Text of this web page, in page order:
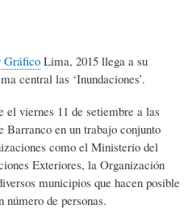
Gráfico Lima, 2015 llega a su
central las ‘Inundaciones’.
viernes 11 de setiembre a las
Barranco en un trabajo conjunto
como el Ministerio del
Exteriores, la Organización
municipios que hacen posible
número de personas.